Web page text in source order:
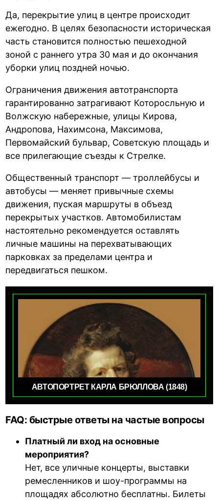
Да, перекрытие улиц в центре происходит
ежегодно. В целях безопасности историческая
часть становится полностью пешеходной
зоной с раннего утра 30 мая и до окончания
уборки улиц поздней ночью.
Ограничения движения автотранспорта
гарантированно затрагивают Которосльную и
Волжскую набережные, улицы Кирова,
Андропова, Нахимсона, Максимова,
Первомайский бульвар, Советскую площадь и
все прилегающие съезды к Стрелке.
Общественный транспорт — троллейбусы и
автобусы — меняет привычные схемы
движения, пуская маршруты в объезд
перекрытых участков. Автомобилистам
настоятельно рекомендуется оставлять
личные машины на перехватывающих
парковках за пределами центра и
передвигаться пешком.
АВТОПОРТРЕТ КАРЛА БРЮЛЛОВА (1848)
FAQ: быстрые ответы на частые вопросы
Платный ли вход на основные
мероприятия?
Нет, все уличные концерты, выставки
ремесленников и шоу-программы на
площадях абсолютно бесплатны. Билеты